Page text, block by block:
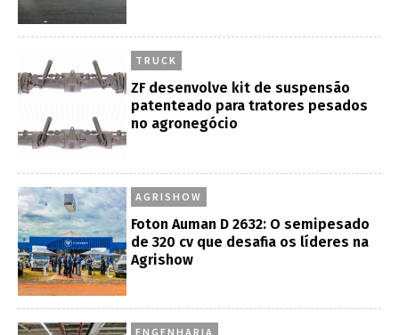
TRUCK
ZF desenvolve kit de suspensão
patenteado para tratores pesados
no agronegócio
AGRISHOW
Foton Auman D 2632: O semipesado
de 320 cv que desafia os líderes na
Agrishow
ENGENHARIA